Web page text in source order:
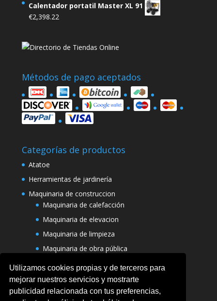
Utilizamos cookies propias y de terceros para
mejorar nuestros servicios y mostrarte
publicidad relacionada con tus preferencias,
Calentador portatil Master XL 91
€2,398.22
Métodos de pago aceptados
Categorías de productos
Atatoe
Herramientas de jardinería
Maquinaria de construccion
Maquinaria de calefacción
Maquinaria de elevacion
Maquinaria de limpieza
Maquinaria de obra pública
Varias maquinarias